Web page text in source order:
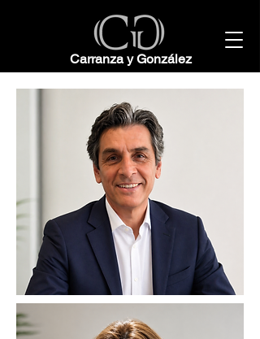
Carranza y González